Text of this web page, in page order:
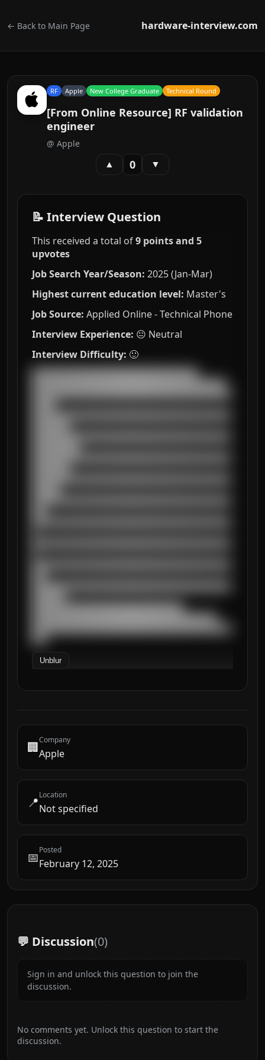
← Back to Main Page hardware-interview.com
RF Apple New College Graduate Technical Round
[From Online Resource] RF validation
engineer
@ Apple
▲ 0 ▼
📝 Interview Question
This received a total of9 points and 5
upvotes
Job Search Year/Season: 2025 (Jan-Mar)
Highest current education level: Master's
Job Source: Applied Online - Technical Phone
Interview Experience: 😐 Neutral
Interview Difficulty: 🙂
███████████████████████████████████
█████████████████████████████████████████
██████████████████████████████████████████
████████████████████████████████
███████████████████████████████████████
██████████████████████████████████████████
███
Unblur
🏢Company
Apple
📍Location
Not specified
📅Posted
February 12, 2025
💬 Discussion(0)
Sign in and unlock this question to join the
discussion.
No comments yet. Unlock this question to start the
discussion.